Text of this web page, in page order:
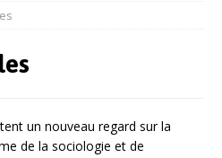
un nouveau regard sur la
de la sociologie et de